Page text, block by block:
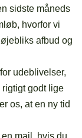
sidste måneds
hvorfor vi
afbud og
udeblivelser,
godt lige
os, at en ny tid